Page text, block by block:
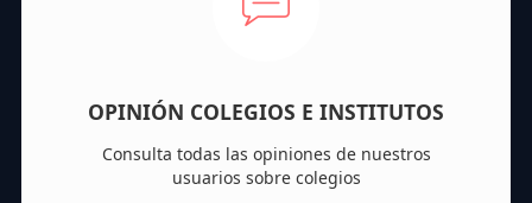
OPINIÓN COLEGIOS E INSTITUTOS
Consulta todas las opiniones de nuestros
usuarios sobre colegios